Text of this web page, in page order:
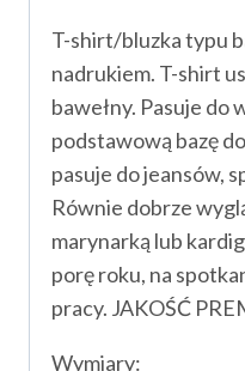
T-shirt/bluzka typu
nadrukiem. T-shirt
bawełny. Pasuje do
podstawową bazę
pasuje do jeansów,
Równie dobrze
marynarką lub
porę roku, na
pracy. JAKOŚĆ
Wymiary: